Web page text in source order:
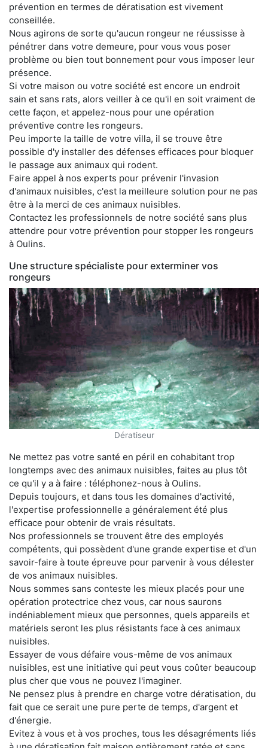
prévention en termes de dératisation est vivement
conseillée.
Nous agirons de sorte qu'aucun rongeur ne réussisse à
pénétrer dans votre demeure, pour vous vous poser
problème ou bien tout bonnement pour vous imposer leur
présence.
Si votre maison ou votre société est encore un endroit
sain et sans rats, alors veiller à ce qu'il en soit vraiment de
cette façon, et appelez-nous pour une opération
préventive contre les rongeurs.
Peu importe la taille de votre villa, il se trouve être
possible d'y installer des défenses efficaces pour bloquer
le passage aux animaux qui rodent.
Faire appel à nos experts pour prévenir l'invasion
d'animaux nuisibles, c'est la meilleure solution pour ne pas
être à la merci de ces animaux nuisibles.
Contactez les professionnels de notre société sans plus
attendre pour votre prévention pour stopper les rongeurs
à Oulins.
Une structure spécialiste pour exterminer vos
rongeurs
Dératiseur
Ne mettez pas votre santé en péril en cohabitant trop
longtemps avec des animaux nuisibles, faites au plus tôt
ce qu'il y a à faire : téléphonez-nous à Oulins.
Depuis toujours, et dans tous les domaines d'activité,
l'expertise professionnelle a généralement été plus
efficace pour obtenir de vrais résultats.
Nos professionnels se trouvent être des employés
compétents, qui possèdent d'une grande expertise et d'un
savoir-faire à toute épreuve pour parvenir à vous délester
de vos animaux nuisibles.
Nous sommes sans conteste les mieux placés pour une
opération protectrice chez vous, car nous saurons
indéniablement mieux que personnes, quels appareils et
matériels seront les plus résistants face à ces animaux
nuisibles.
Essayer de vous défaire vous-même de vos animaux
nuisibles, est une initiative qui peut vous coûter beaucoup
plus cher que vous ne pouvez l'imaginer.
Ne pensez plus à prendre en charge votre dératisation, du
fait que ce serait une pure perte de temps, d'argent et
d'énergie.
Evitez à vous et à vos proches, tous les désagréments liés